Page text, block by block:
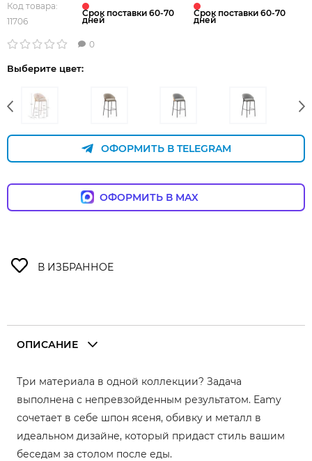
Код товара:
11706
Срок поставки 60-70
дней
Срок поставки 60-70
дней
0
Выберите цвет:
ОФОРМИТЬ В TELEGRAM
ОФОРМИТЬ В MAX
ОПИСАНИЕ
Три материала в одной коллекции? Задача
выполнена с непревзойденным результатом. Eamy
сочетает в себе шпон ясеня, обивку и металл в
идеальном дизайне, который придаст стиль вашим
беседам за столом после еды.